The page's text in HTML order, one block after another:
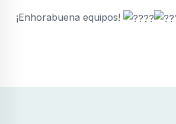
¡Enhorabuena equipos!